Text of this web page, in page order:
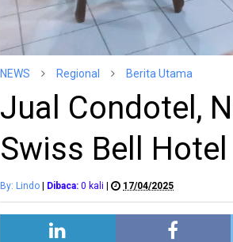
NEWS Regional Berita Utama
Jual Condotel,
Swiss Bell
By: Lindo Dibaca: 0 kali 17/04/2025